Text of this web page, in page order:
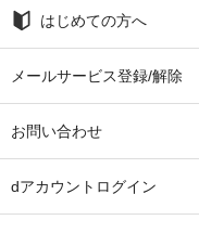
はじめての方へ
メールサービス登録/解除
お問い合わせ
dアカウントログイン